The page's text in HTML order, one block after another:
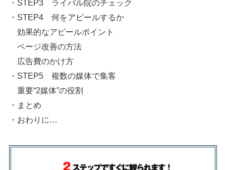
・STEP3 ライバル院のチェック
・STEP4 何をアピールするか
効果的なアピールポイント
ページ改善の方法
広告費のかけ方
・STEP5 複数の媒体で集客
重要“2媒体”の役割
・まとめ
・おわりに…